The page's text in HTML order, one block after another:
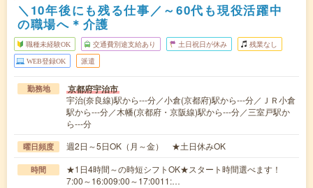
＼10年後にも残る仕事／～60代も現役活躍中
の職場へ＊介護
職種未経験OK 交通費別途支給あり 土日祝日が休み 残業なし
WEB登録OK 派遣
勤務地 京都府宇治市
宇治(奈良線)駅から---分／小倉(京都府)駅から---分／ＪＲ小倉
駅から---分／木幡(京都府・京阪線)駅から---分／三室戸駅か
ら---分
曜日頻度 週2日～5日OK（月～金） ★土日休みOK
時間
★1日4時間～の時短シフトOK★スタート時間選べます！
7:00～16:009:00～17:0011:…